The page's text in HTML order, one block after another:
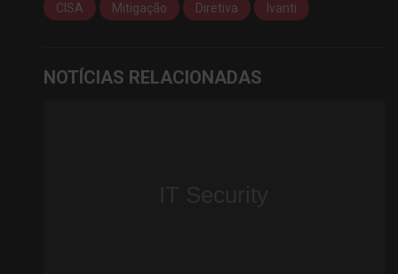
CISA Mitigação Diretiva Ivanti
NOTÍCIAS RELACIONADAS